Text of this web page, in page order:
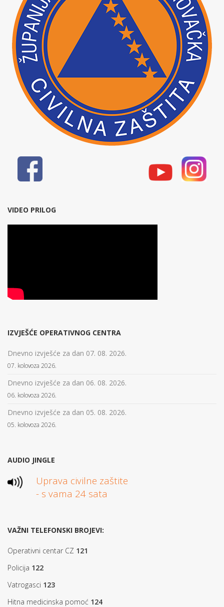
VIDEO PRILOG
IZVJEŠĆE OPERATIVNOG CENTRA
Dnevno izvješće za dan 07. 08. 2026.
07. kolovoza 2026.
Dnevno izvješće za dan 06. 08. 2026.
06. kolovoza 2026.
Dnevno izvješće za dan 05. 08. 2026.
05. kolovoza 2026.
AUDIO JINGLE
Uprava civilne zaštite
- s vama 24 sata
VAŽNI TELEFONSKI BROJEVI:
Operativni centar CZ 121
Policija 122
Vatrogasci 123
Hitna medicinska pomoć 124